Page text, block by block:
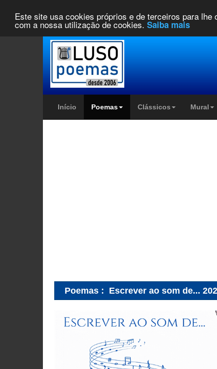
Este site usa cookies próprios e de terceiros para
com a nossa utilização de cookies. Saiba mais
Início Poemas Clássicos Mural
Poemas : Escrever ao som de...